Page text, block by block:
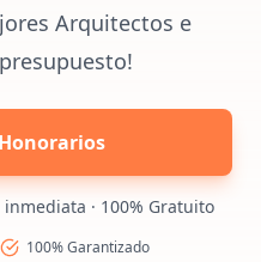
Arquitectos e
· 100% Gratuito
100% Garantizado